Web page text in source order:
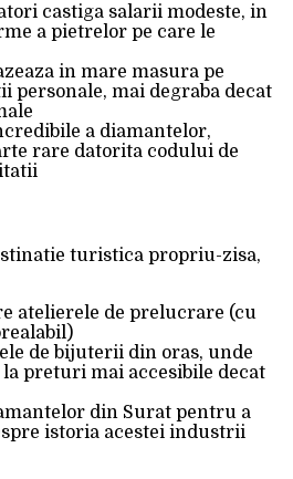
castiga salarii modeste, in
a pietrelor pe care le
in mare masura pe
personale, mai degraba decat
a diamantelor,
rare datorita codului de
turistica propriu-zisa,
atelierele de prelucrare (cu
de bijuterii din oras, unde
preturi mai accesibile decat
din Surat pentru a
istoria acestei industrii